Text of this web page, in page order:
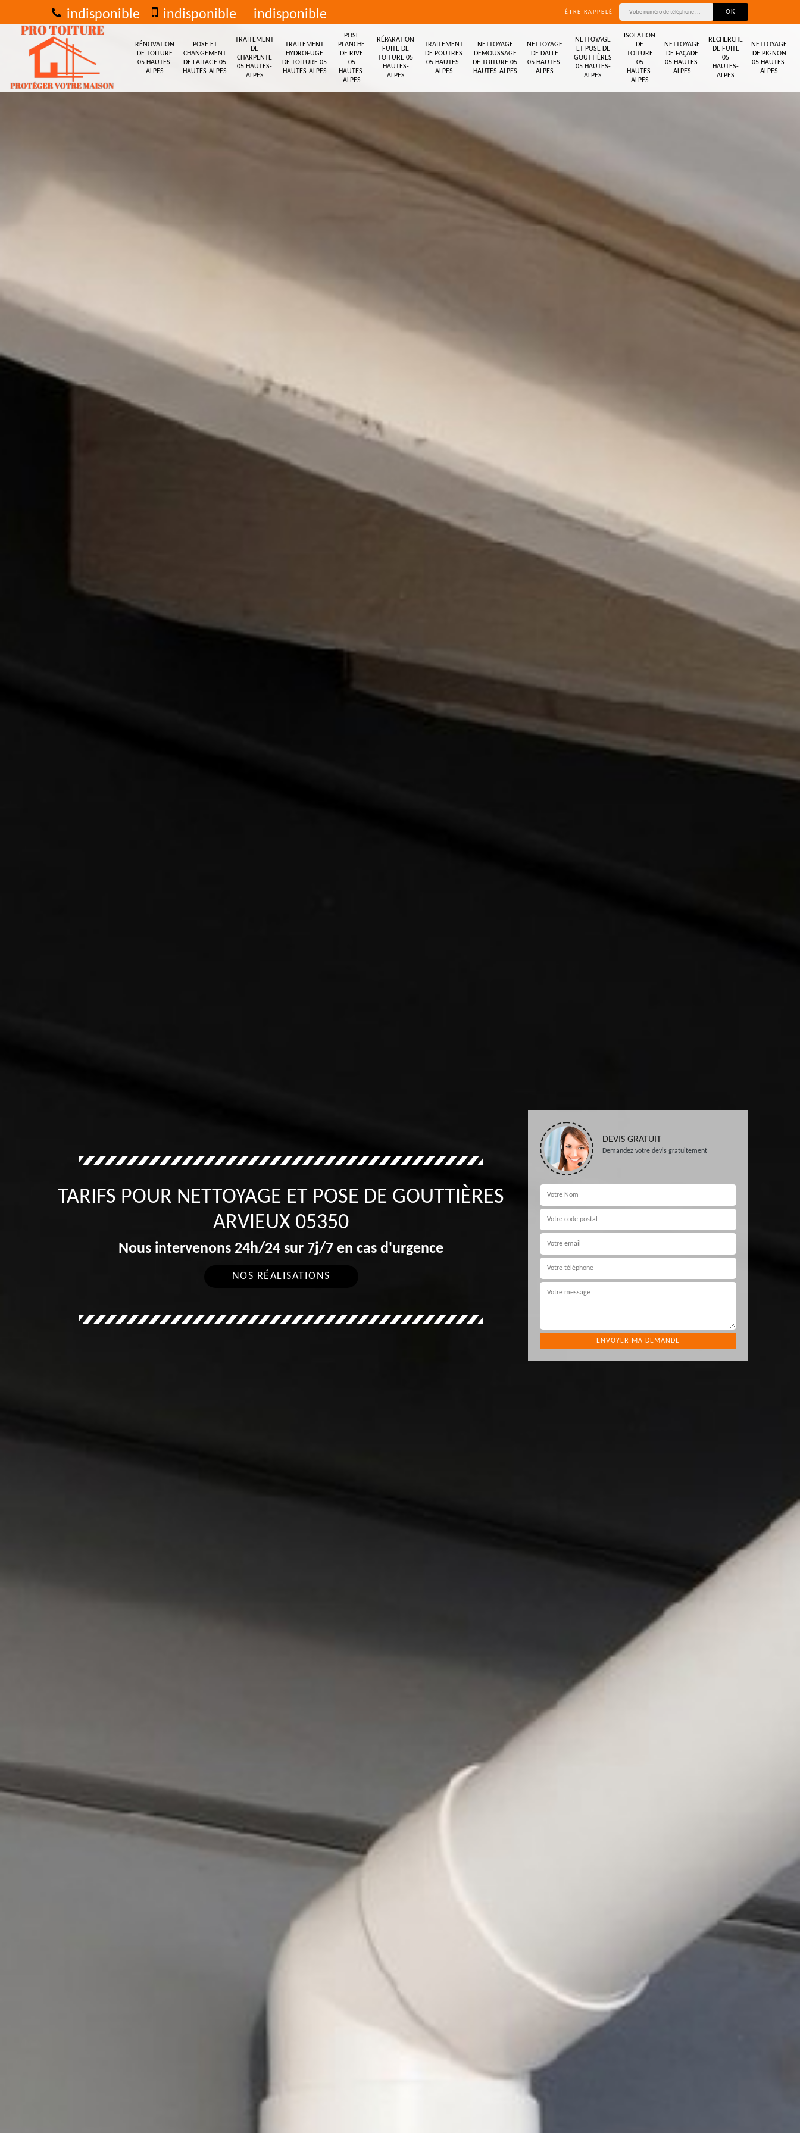
indisponible indisponible indisponible ÊTRE RAPPELÉ
RÉNOVATION
DE TOITURE
05 HAUTES-
ALPES
POSE ET
CHANGEMENT
DE FAITAGE 05
HAUTES-ALPES
TRAITEMENT
DE
CHARPENTE
05 HAUTES-
ALPES
TRAITEMENT
HYDROFUGE
DE TOITURE 05
HAUTES-ALPES
POSE
PLANCHE
DE RIVE
05
HAUTES-
ALPES
RÉPARATION
FUITE DE
TOITURE 05
HAUTES-
ALPES
TRAITEMENT
DE POUTRES
05 HAUTES-
ALPES
NETTOYAGE
DEMOUSSAGE
DE TOITURE 05
HAUTES-ALPES
NETTOYAGE
DE DALLE
05 HAUTES-
ALPES
NETTOYAGE
ET POSE DE
GOUTTIÈRES
05 HAUTES-
ALPES
ISOLATION
DE
TOITURE
05
HAUTES-
ALPES
NETTOYAGE
DE FAÇADE
05 HAUTES-
ALPES
RECHERCHE
DE FUITE
05
HAUTES-
ALPES
NETTOYAGE
DE PIGNON
05 HAUTES-
ALPES
TARIFS POUR NETTOYAGE ET POSE DE GOUTTIÈRES
ARVIEUX 05350
Nous intervenons 24h/24 sur 7j/7 en cas d'urgence
NOS RÉALISATIONS
DEVIS GRATUIT
Demandez votre devis gratuitement